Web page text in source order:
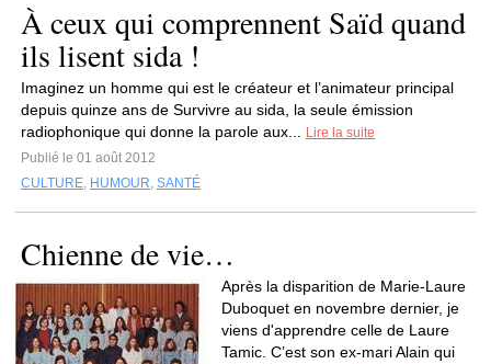
À ceux qui comprennent Saïd quand
ils lisent sida !
Imaginez un homme qui est le créateur et l’animateur principal
depuis quinze ans de Survivre au sida, la seule émission
radiophonique qui donne la parole aux...
Lire la suite
Publié le 01 août 2012
CULTURE, HUMOUR, SANTÉ
Chienne de vie…
Après la disparition de Marie-Laure
Duboquet en novembre dernier, je
viens d'apprendre celle de Laure
Tamic. C’est son ex-mari Alain qui